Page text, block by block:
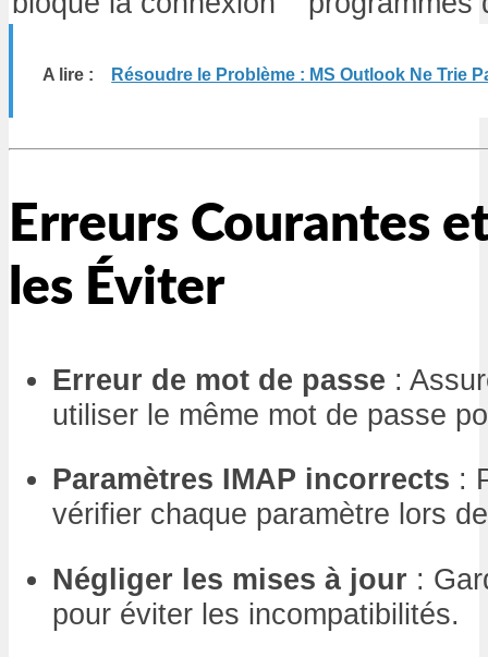
A lire : Résoudre le Problème : MS Outlook Ne Trie
Erreurs Courantes
les Éviter
Erreur de mot de passe :
utiliser le même mot de passe
Paramètres IMAP incorrects :
vérifier chaque paramètre lors
Négliger les mises à jour :
pour éviter les incompatibilités.